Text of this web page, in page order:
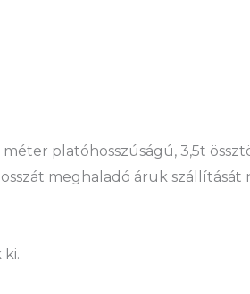
méter platóhosszúságú, 3,5t
meghaladó áruk szállítását